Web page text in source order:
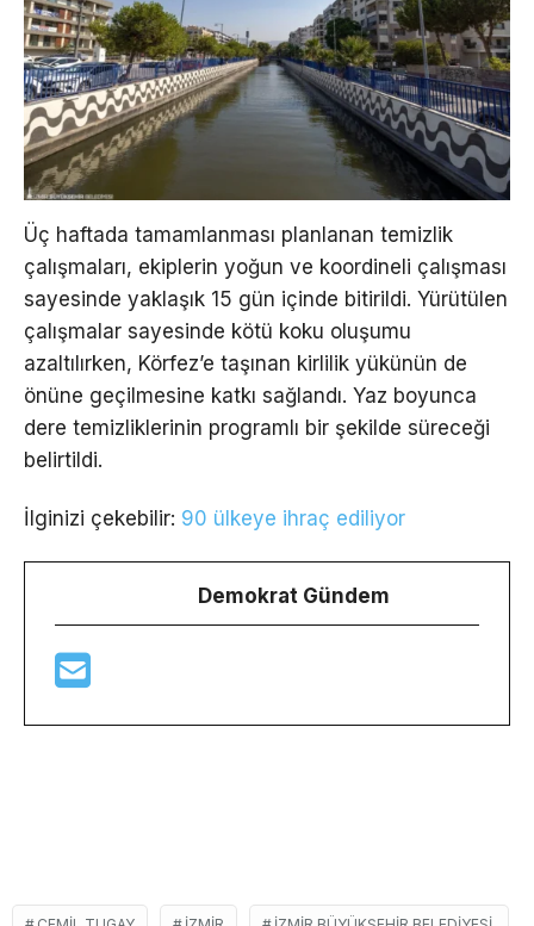
Üç haftada tamamlanması planlanan temizlik
çalışmaları, ekiplerin yoğun ve koordineli çalışması
sayesinde yaklaşık 15 gün içinde bitirildi. Yürütülen
çalışmalar sayesinde kötü koku oluşumu
azaltılırken, Körfez’e taşınan kirlilik yükünün de
önüne geçilmesine katkı sağlandı. Yaz boyunca
dere temizliklerinin programlı bir şekilde süreceği
belirtildi.
İlginizi çekebilir: 90 ülkeye ihraç ediliyor
Demokrat Gündem